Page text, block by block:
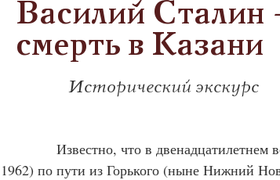
Василий Сталин
смерть в Казани
Исторический экскурс
Известно, что в двенадцатилетнем
1962) по пути из Горького (ныне Нижний